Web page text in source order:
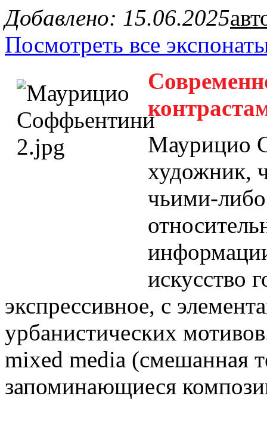
Добавлено: 15.06.2025
Посмотреть все
Маурицио
художник,
чьими-
искусство
экспрессивное, с
урбанистических
mixed media (смешанная
запоминающиеся